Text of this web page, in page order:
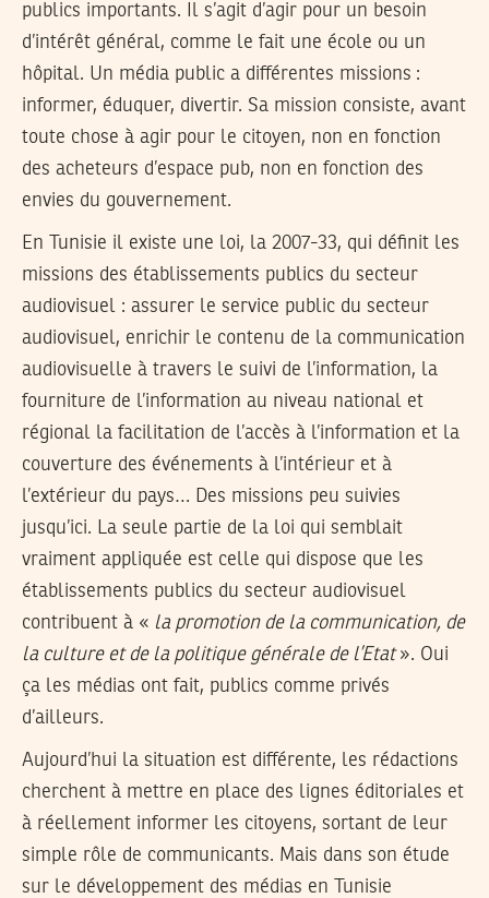
publics importants. Il s’agit d’agir pour un besoin
d’intérêt général, comme le fait une école ou un
hôpital. Un média public a différentes missions :
informer, éduquer, divertir. Sa mission consiste, avant
toute chose à agir pour le citoyen, non en fonction
des acheteurs d’espace pub, non en fonction des
envies du gouvernement.
En Tunisie il existe une loi, la 2007-33, qui définit les
missions des établissements publics du secteur
audiovisuel : assurer le service public du secteur
audiovisuel, enrichir le contenu de la communication
audiovisuelle à travers le suivi de l’information, la
fourniture de l’information au niveau national et
régional la facilitation de l’accès à l’information et la
couverture des événements à l’intérieur et à
l’extérieur du pays… Des missions peu suivies
jusqu’ici. La seule partie de la loi qui semblait
vraiment appliquée est celle qui dispose que les
établissements publics du secteur audiovisuel
contribuent à « la promotion de la communication, de
la culture et de la politique générale de l’Etat». Oui
ça les médias ont fait, publics comme privés
d’ailleurs.
Aujourd’hui la situation est différente, les rédactions
cherchent à mettre en place des lignes éditoriales et
à réellement informer les citoyens, sortant de leur
simple rôle de communicants. Mais dans son étude
sur le développement des médias en Tunisie